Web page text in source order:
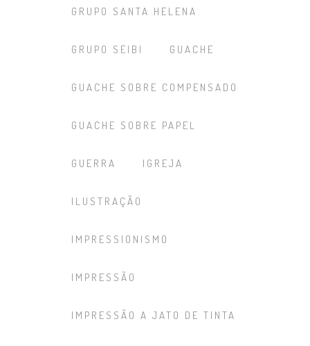
GRUPO SANTA HELENA
GRUPO SEIBI GUACHE
GUACHE SOBRE COMPENSADO
GUACHE SOBRE PAPEL
GUERRA IGREJA
ILUSTRAÇÃO
IMPRESSIONISMO
IMPRESSÃO
IMPRESSÃO A JATO DE TINTA